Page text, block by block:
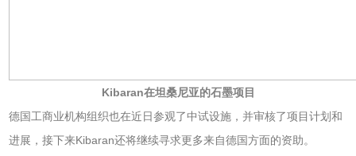
Kibaran在坦桑尼亚的石墨项目
德国工商业机构组织也在近日参观了中试设施，并审核了项目计划和
进展，接下来Kibaran还将继续寻求更多来自德国方面的资助。